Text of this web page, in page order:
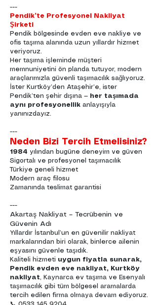
---
Pendik’te Profesyonel Nakliyat
Şirketi
Pendik bölgesinde evden eve nakliye ve
ofis taşıma alanında uzun yıllardır hizmet
veriyoruz.
Her taşıma işleminde müşteri
memnuniyetini ön planda tutuyor, modern
araçlarımızla güvenli taşımacılık sağlıyoruz.
İster Kurtköy’den Ataşehir’e, ister
Pendik’ten şehir dışına — her taşımada
aynı profesyonellik anlayışıyla
yanınızdayız.
---
Neden Bizi Tercih Etmelisiniz?
1984 yılından bugüne deneyim ve güven
Sigortalı ve profesyonel taşımacılık
Türkiye geneli hizmet
Modern araç filosu
Zamanında teslimat garantisi
---
Akartaş Nakliyat – Tecrübenin ve
Güvenin Adı
Yıllardır İstanbul’un en güvenilir nakliyat
markalarından biri olarak, binlerce ailenin
eşyasını güvenle taşıdık.
Kaliteli hizmeti uygun fiyatla sunarak,
Pendik evden eve nakliyat, Kurtköy
nakliyat, Kaynarca ev taşıma ve Esenyalı
taşımacılık gibi tüm bölgesel aramalarda
tercih edilen firma olmaya devam ediyoruz.